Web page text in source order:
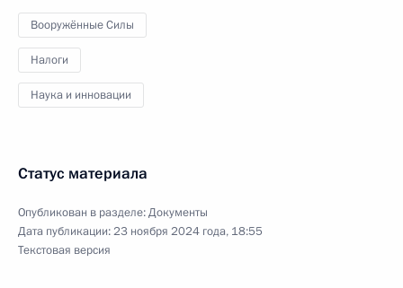
Вооружённые Силы
Налоги
Наука и инновации
Статус материала
Опубликован в разделе:Документы
Дата публикации:23 ноября 2024 года, 18:55
Текстовая версия